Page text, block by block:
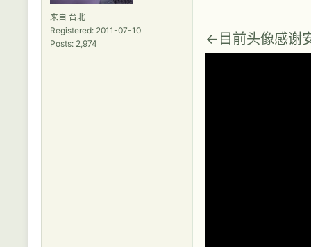
来自 台北
Registered: 2011-07-10
Posts: 2,974
←目前头像感谢